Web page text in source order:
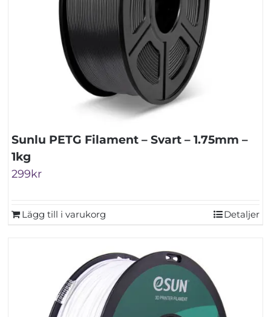
Sunlu PETG Filament – Svart – 1.75mm –
1kg
299kr
Lägg till i varukorg Detaljer